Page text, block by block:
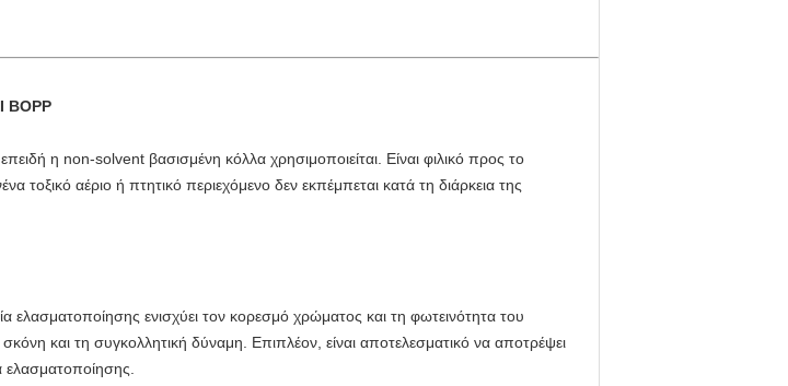
BOPP
η non-solvent βασισμένη κόλλα χρησιμοποιείται. Είναι φιλικό προς το
τοξικό αέριο ή πτητικό περιεχόμενο δεν εκπέμπεται κατά τη διάρκεια της
ενισχύει τον κορεσμό χρώματος και τη φωτεινότητα του
και τη συγκολλητική δύναμη. Επιπλέον, είναι αποτελεσματικό να αποτρέψει